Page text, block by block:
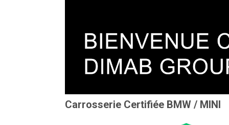
Carrosserie Certifiée BMW / MINI